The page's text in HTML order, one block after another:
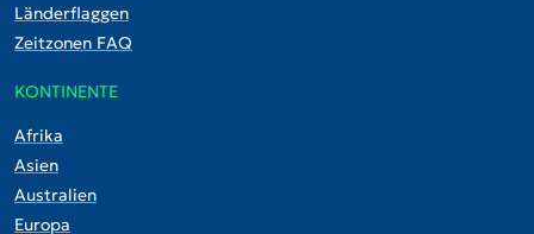
Länderflaggen
Zeitzonen FAQ
KONTINENTE
Afrika
Asien
Australien
Europa